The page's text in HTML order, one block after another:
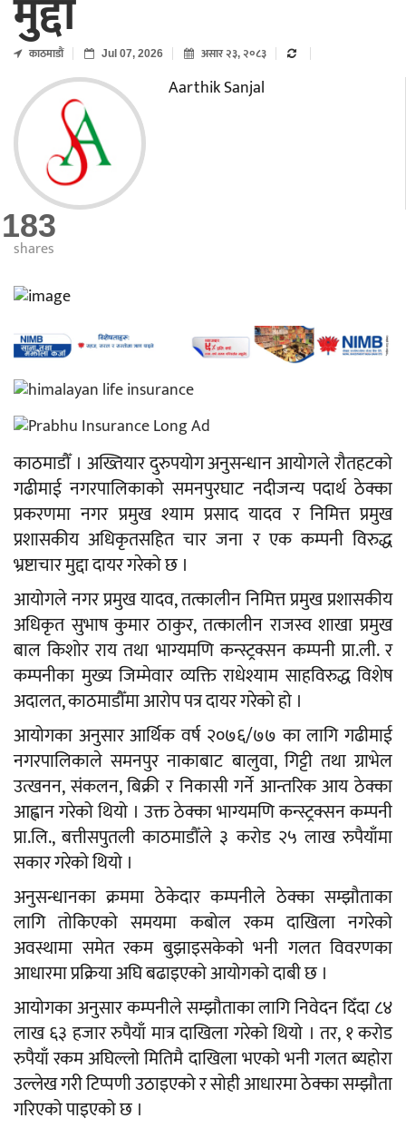
मुद्दा
काठमाडाैं Jul 07, 2026 असार २३, २०८३
Aarthik Sanjal
183
shares
काठमाडौँ । अख्तियार दुरुपयोग अनुसन्धान आयोगले रौतहटको
गढीमाई नगरपालिकाको समनपुरघाट नदीजन्य पदार्थ ठेक्का
प्रकरणमा नगर प्रमुख श्याम प्रसाद यादव र निमित्त प्रमुख
प्रशासकीय अधिकृतसहित चार जना र एक कम्पनी विरुद्ध
भ्रष्टाचार मुद्दा दायर गरेको छ ।
आयोगले नगर प्रमुख यादव, तत्कालीन निमित्त प्रमुख प्रशासकीय
अधिकृत सुभाष कुमार ठाकुर, तत्कालीन राजस्व शाखा प्रमुख
बाल किशोर राय तथा भाग्यमणि कन्स्ट्रक्सन कम्पनी प्रा.ली. र
कम्पनीका मुख्य जिम्मेवार व्यक्ति राधेश्याम साहविरुद्ध विशेष
अदालत, काठमाडौँमा आरोप पत्र दायर गरेको हो ।
आयोगका अनुसार आर्थिक वर्ष २०७६/७७ का लागि गढीमाई
नगरपालिकाले समनपुर नाकाबाट बालुवा, गिट्टी तथा ग्राभेल
उत्खनन, संकलन, बिक्री र निकासी गर्ने आन्तरिक आय ठेक्का
आह्वान गरेको थियो । उक्त ठेक्का भाग्यमणि कन्स्ट्रक्सन कम्पनी
प्रा.लि., बत्तीसपुतली काठमाडौँले ३ करोड २५ लाख रुपैयाँमा
सकार गरेको थियो ।
अनुसन्धानका क्रममा ठेकेदार कम्पनीले ठेक्का सम्झौताका
लागि तोकिएको समयमा कबोल रकम दाखिला नगरेको
अवस्थामा समेत रकम बुझाइसकेको भनी गलत विवरणका
आधारमा प्रक्रिया अघि बढाइएको आयोगको दाबी छ ।
आयोगका अनुसार कम्पनीले सम्झौताका लागि निवेदन दिँदा ८४
लाख ६३ हजार रुपैयाँ मात्र दाखिला गरेको थियो । तर, १ करोड
रुपैयाँ रकम अघिल्लो मितिमै दाखिला भएको भनी गलत ब्यहोरा
उल्लेख गरी टिप्पणी उठाइएको र सोही आधारमा ठेक्का सम्झौता
गरिएको पाइएको छ ।